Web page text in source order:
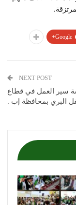
Google+
NEXT POST
سير العمل في قطاع
البري بمحافظة إب .